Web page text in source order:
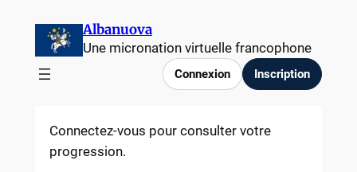
contenu
Albanuova
Une micronation virtuelle francophone
Connexion Inscription
Connectez-vous pour consulter votre
progression.